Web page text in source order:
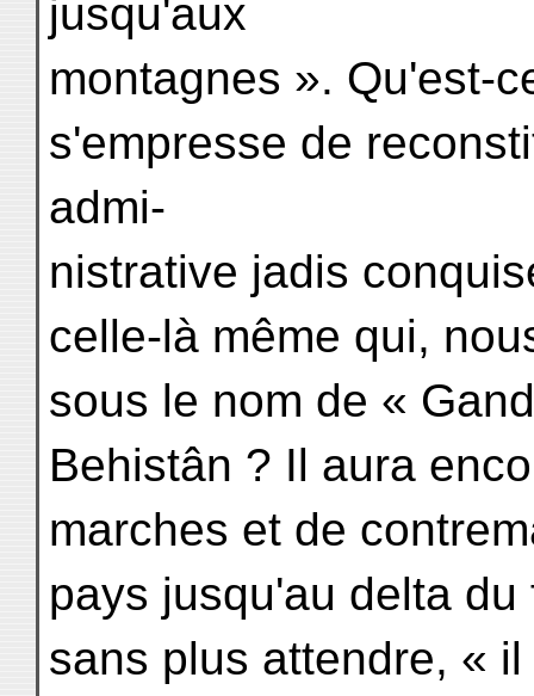
jusqu'aux
montagnes ». Qu'est-
s'empresse de
admi-
nistrative jadis
celle-là même qui,
sous le nom de «
Behistân ? Il aura
marches et de
pays jusqu'au delta
sans plus attendre, «